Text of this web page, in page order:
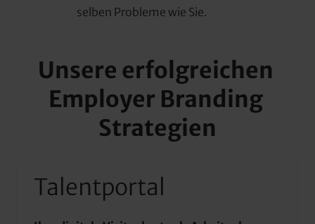
selben Probleme wie Sie.
Unsere erfolgreichen
Employer Branding
Strategien
Talentportal